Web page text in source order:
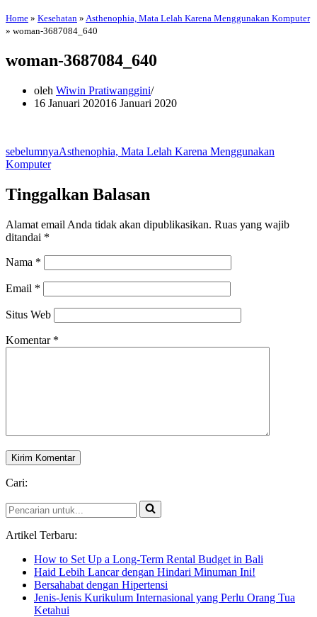
Home » Kesehatan » Asthenophia, Mata Lelah Karena Menggunakan Komputer
» woman-3687084_640
woman-3687084_640
oleh Wiwin Pratiwanggini
16 Januari 202016 Januari 2020
sebelumnyaAsthenophia, Mata Lelah Karena Menggunakan
Komputer
Tinggalkan Balasan
Alamat email Anda tidak akan dipublikasikan. Ruas yang wajib
ditandai *
Nama *
Email *
Situs Web
Komentar *
Cari:
Pencarian
untuk...
Artikel Terbaru:
How to Set Up a Long-Term Rental Budget in Bali
Haid Lebih Lancar dengan Hindari Minuman Ini!
Bersahabat dengan Hipertensi
Jenis-Jenis Kurikulum Internasional yang Perlu Orang Tua
Ketahui